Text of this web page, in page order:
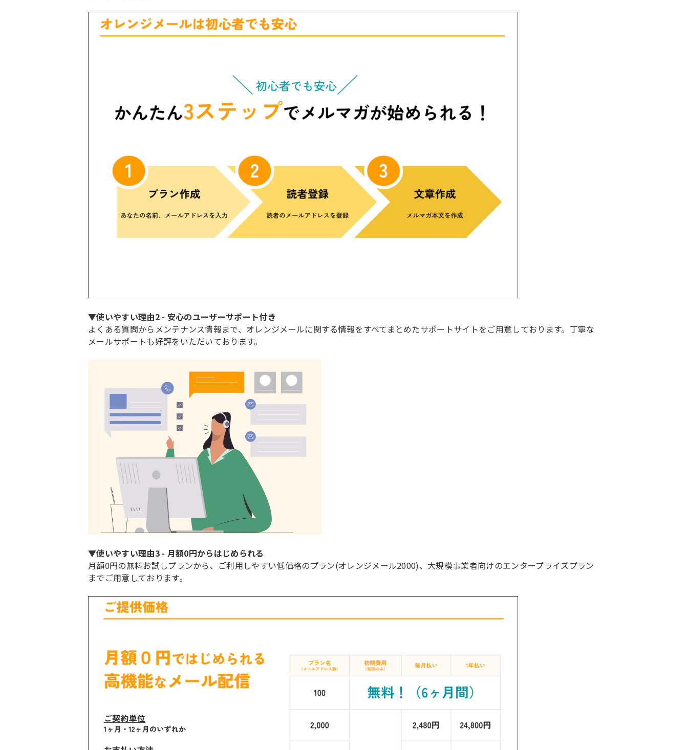
▼使いやすい理由2 - 安心のユーザーサポート付き
よくある質問からメンテナンス情報まで、オレンジメールに関する情報をすべてまとめたサポートサイトをご用意しております。丁寧な
メールサポートも好評をいただいております。
▼使いやすい理由3 - 月額0円からはじめられる
月額0円の無料お試しプランから、ご利用しやすい低価格のプラン(オレンジメール2000)、大規模事業者向けのエンタープライズプラン
までご用意しております。